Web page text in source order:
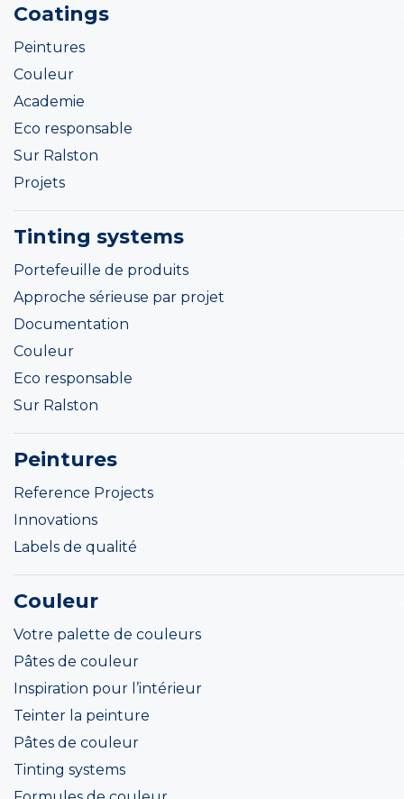
Coatings
Peintures
Couleur
Academie
Eco responsable
Sur Ralston
Projets
Tinting systems
Portefeuille de produits
Approche sérieuse par projet
Documentation
Couleur
Eco responsable
Sur Ralston
Peintures
Reference Projects
Innovations
Labels de qualité
Couleur
Votre palette de couleurs
Pâtes de couleur
Inspiration pour l’intérieur
Teinter la peinture
Pâtes de couleur
Tinting systems